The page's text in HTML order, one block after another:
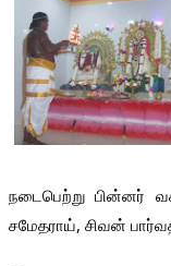
நடைபெற்று பின்னர்
சமேதராய், சிவன்